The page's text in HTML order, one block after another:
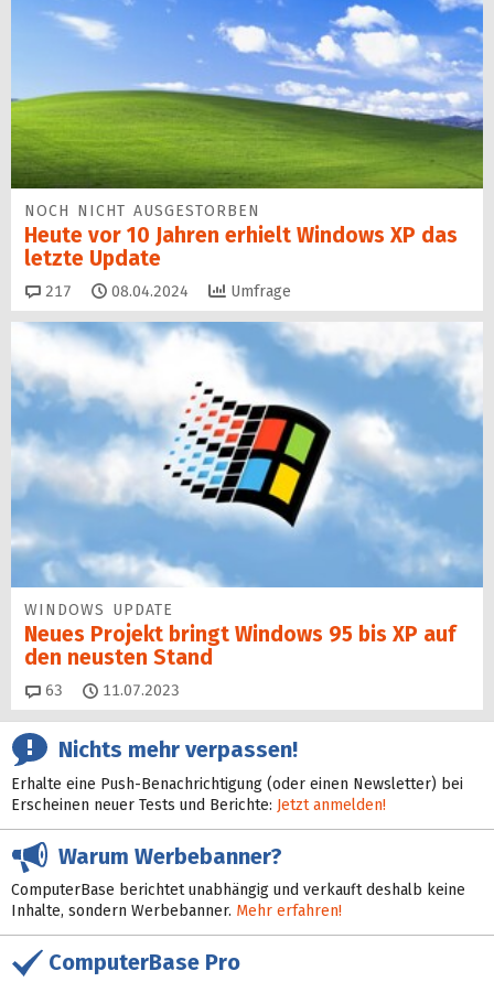
NOCH NICHT AUSGESTORBEN
Heute vor 10 Jahren erhielt Windows XP das
letzte Update
217 Kommentare
08.04.2024 Umfrage
WINDOWS UPDATE
Neues Projekt bringt Windows 95 bis XP auf
den neusten Stand
63 Kommentare
11.07.2023
Nichts mehr verpassen!
Erhalte eine Push-Benachrichtigung (oder einen Newsletter) bei
Erscheinen neuer Tests und Berichte: Jetzt anmelden!
Warum Werbebanner?
ComputerBase berichtet unabhängig und verkauft deshalb keine
Inhalte, sondern Werbebanner. Mehr erfahren!
ComputerBase Pro